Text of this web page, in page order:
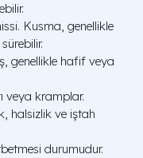
Kusma, genellikle
genellikle hafif veya
veya kramplar.
halsizlik ve iştah
durumudur.